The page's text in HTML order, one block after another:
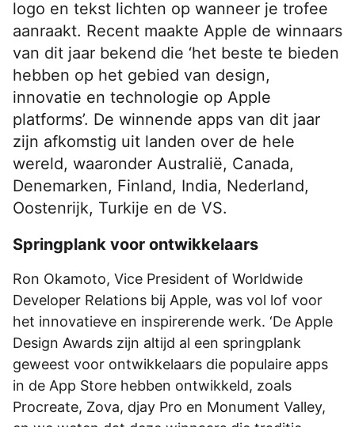
logo en tekst lichten op wanneer je trofee
aanraakt. Recent maakte Apple de winnaars
van dit jaar bekend die ‘het beste te bieden
hebben op het gebied van design,
innovatie en technologie op Apple
platforms’. De winnende apps van dit jaar
zijn afkomstig uit landen over de hele
wereld, waaronder Australië, Canada,
Denemarken, Finland, India, Nederland,
Oostenrijk, Turkije en de VS.
Springplank voor ontwikkelaars
Ron Okamoto, Vice President of Worldwide
Developer Relations bij Apple, was vol lof voor
het innovatieve en inspirerende werk. ‘De Apple
Design Awards zijn altijd al een springplank
geweest voor ontwikkelaars die populaire apps
in de App Store hebben ontwikkeld, zoals
Procreate, Zova, djay Pro en Monument Valley,